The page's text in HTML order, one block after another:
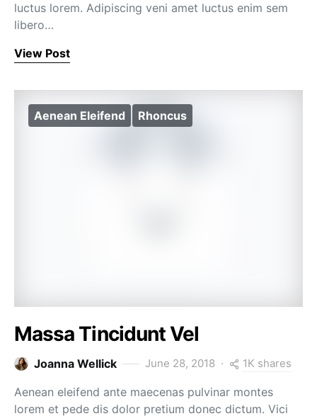
luctus lorem. Adipiscing veni amet luctus enim sem
libero…
View Post
Aenean Eleifend Rhoncus
Massa Tincidunt Vel
Joanna Wellick June 28, 2018 1K shares
Aenean eleifend ante maecenas pulvinar montes
lorem et pede dis dolor pretium donec dictum. Vici